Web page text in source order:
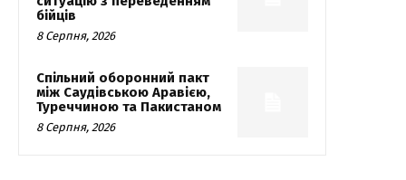
бійців
8 Серпня, 2026
Спільний оборонний пакт
між Саудівською Аравією,
Туреччиною та Пакистаном
8 Серпня, 2026